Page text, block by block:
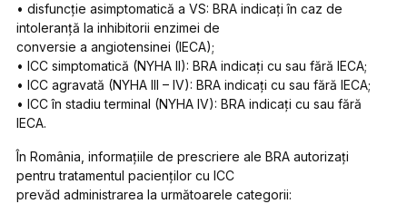
• disfuncţie asimptomatică a VS: BRA indicaţi în caz de
intoleranţă la inhibitorii enzimei de
conversie a angiotensinei (IECA);
• ICC simptomatică (NYHA II): BRA indicaţi cu sau fără IECA;
• ICC agravată (NYHA III – IV): BRA indicaţi cu sau fără IECA;
• ICC în stadiu terminal (NYHA IV): BRA indicaţi cu sau fără
IECA.
În România, informaţiile de prescriere ale BRA autorizaţi
pentru tratamentul pacienţilor cu ICC
prevăd administrarea la următoarele categorii: